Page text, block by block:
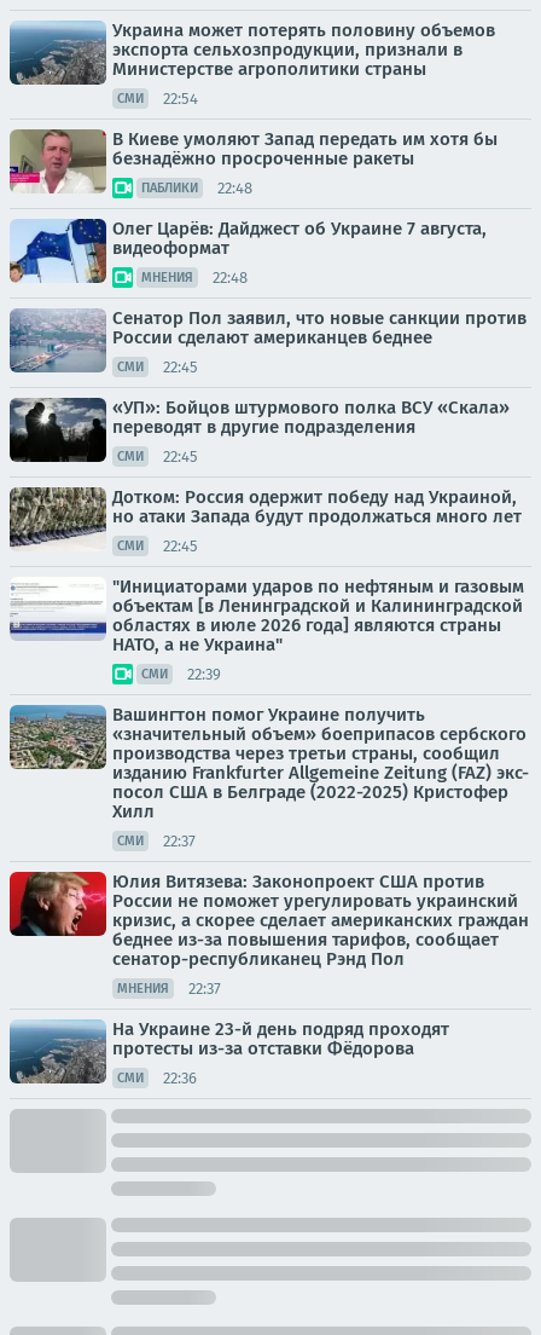
Украина может потерять половину объемов
экспорта сельхозпродукции, признали в
Министерстве агрополитики страны
СМИ 22:54
В Киеве умоляют Запад передать им хотя бы
безнадёжно просроченные ракеты
ПАБЛИКИ 22:48
Олег Царёв: Дайджест об Украине 7 августа,
видеоформат
МНЕНИЯ 22:48
Сенатор Пол заявил, что новые санкции против
России сделают американцев беднее
СМИ 22:45
«УП»: Бойцов штурмового полка ВСУ «Скала»
переводят в другие подразделения
СМИ 22:45
Дотком: Россия одержит победу над Украиной,
но атаки Запада будут продолжаться много лет
СМИ 22:45
"Инициаторами ударов по нефтяным и газовым
объектам [в Ленинградской и Калининградской
областях в июле 2026 года] являются страны
НАТО, а не Украина"
СМИ 22:39
Вашингтон помог Украине получить
«значительный объем» боеприпасов сербского
производства через третьи страны, сообщил
изданию Frankfurter Allgemeine Zeitung (FAZ) экс-
посол США в Белграде (2022-2025) Кристофер
Хилл
СМИ 22:37
Юлия Витязева: Законопроект США против
России не поможет урегулировать украинский
кризис, а скорее сделает американских граждан
беднее из-за повышения тарифов, сообщает
сенатор-республиканец Рэнд Пол
МНЕНИЯ 22:37
На Украине 23-й день подряд проходят
протесты из-за отставки Фёдорова
СМИ 22:36